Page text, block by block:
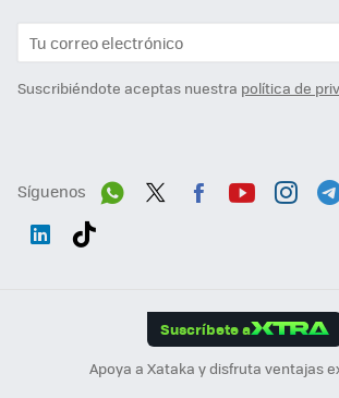
Suscribiéndote aceptas nuestra política de
Síguenos
Suscríbete a
Apoya a Xataka y disfruta ventajas